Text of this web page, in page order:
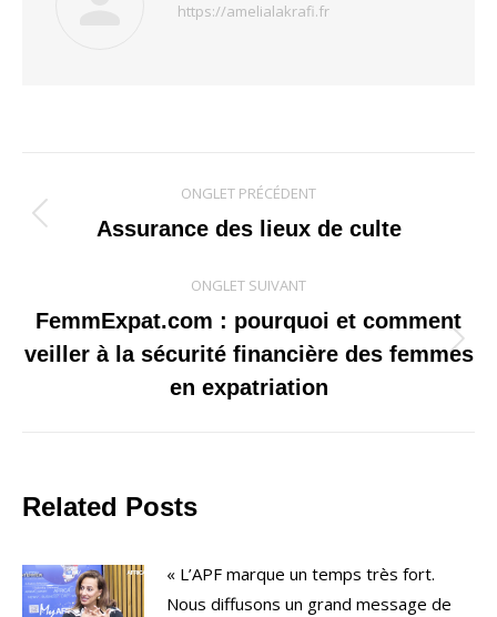
https://amelialakrafi.fr
de
commentaire
ONGLET PRÉCÉDENT
Onglet
Assurance des lieux de culte
ONGLET SUIVANT
Onglet
suivant
FemmExpat.com : pourquoi et comment
veiller à la sécurité financière des femmes
en expatriation
Related Posts
« L’APF marque un temps très fort.
Nous diffusons un grand message de